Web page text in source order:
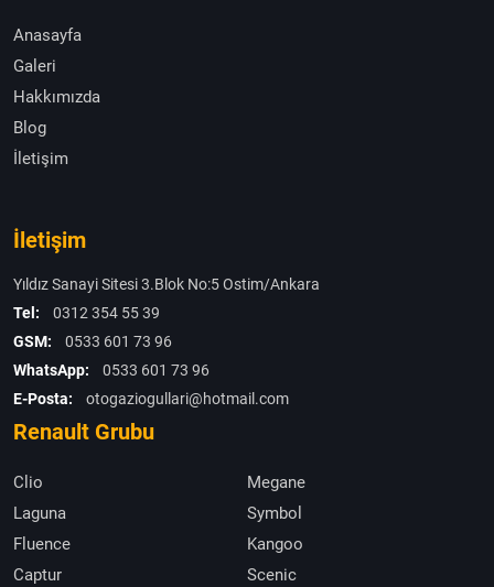
Anasayfa
Galeri
Hakkımızda
Blog
İletişim
İletişim
Yıldız Sanayi Sitesi 3.Blok No:5 Ostim/Ankara
Tel:
0312 354 55 39
GSM:
0533 601 73 96
WhatsApp:
0533 601 73 96
E-Posta:
otogaziogullari@hotmail.com
Renault Grubu
Clio
Megane
Laguna
Symbol
Fluence
Kangoo
Captur
Scenic